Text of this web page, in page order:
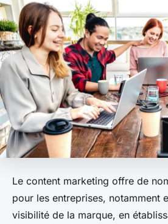
Le content marketing offre de
pour les entreprises, notamment
visibilité de la marque, en